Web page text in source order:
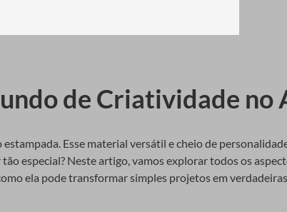
de Criatividade no
Esse material versátil e cheio de
especial? Neste artigo, vamos explorar todos os
ela pode transformar simples projetos em